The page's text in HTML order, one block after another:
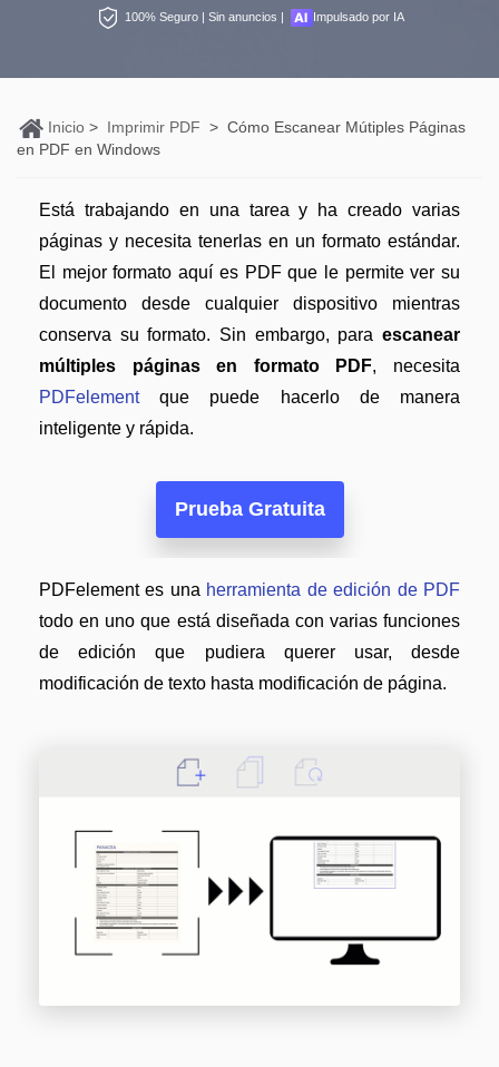
PDFelement Pro DC
Convertir PDF a Word
Combinar PDF
Lector de IA
Más herrmientas online
Personales
Comprimir PDF
Profesionales
Firmar PDF
eSign PDF
Censurar PDF Nuevo
Extraer datos de PDF
Compartir PDF
Legal
Sanidad
Finanzas
Explicar PDF con IA
Generar imágenes IA
Todas las herramientas de IA
Edición de PDF
Organización de PDF
Segurirdad de PDF
Softwares de PDF
Trucos de PDF
Trucos para Mac
Trucos para móviles
¿Por qué PDFelement?
Comparación de software
Especificaciones técnicas
Soporte de contacto
Guía del usuario
PDFelement para Windows
100% Seguro | Sin anuncios | Impulsado por IA
Inicio > Imprimir PDF > Cómo Escanear Mútiples Páginas
en PDF en Windows
Está trabajando en una tarea y ha creado varias
páginas y necesita tenerlas en un formato estándar.
El mejor formato aquí es PDF que le permite ver su
documento desde cualquier dispositivo mientras
conserva su formato. Sin embargo, para escanear
múltiples páginas en formato PDF, necesita
PDFelementque puede hacerlo de manera
inteligente y rápida.
Prueba Gratuita
PDFelement es una herramienta de edición de PDF
todo en uno que está diseñada con varias funciones
de edición que pudiera querer usar, desde
modificación de texto hasta modificación de página.